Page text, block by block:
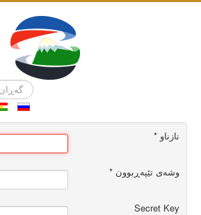
گەڕان...
نازناو *
وشەی تێپەڕبوون *
Secret Key